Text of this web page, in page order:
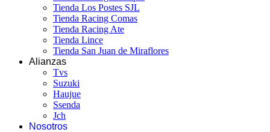
Tienda Los Postes SJL
Tienda Racing Comas
Tienda Racing Ate
Tienda Lince
Tienda San Juan de Miraflores
Alianzas
Tvs
Suzuki
Haujue
Ssenda
Jch
Nosotros